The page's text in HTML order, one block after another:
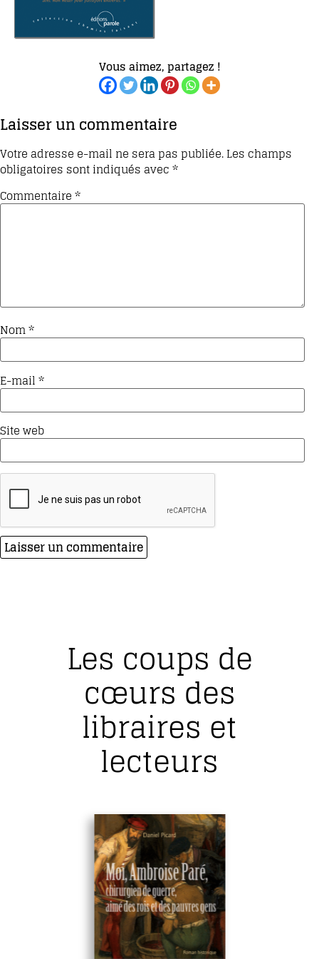
Vous aimez, partagez !
Laisser un commentaire
Votre adresse e-mail ne sera pas publiée.Les champs
obligatoires sont indiqués avec*
Commentaire*
Nom*
E-mail*
Site web
Les coups de
cœurs des
libraires et
lecteurs